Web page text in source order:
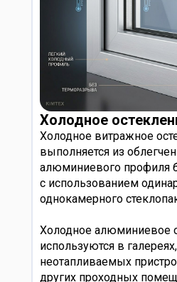
Холодное
Холодное витражное
выполняется из
алюминиевого профиля
с использованием
однокамерного
Холодное алюминиевое
используются в
неотапливаемых
других проходных